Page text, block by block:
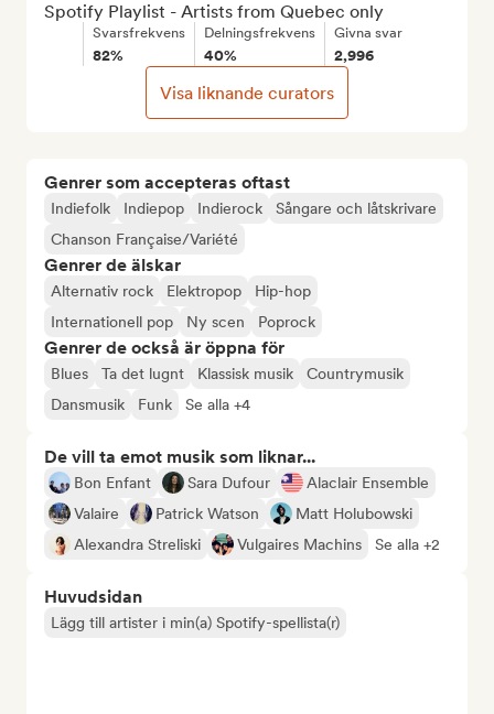
Genrer som accepteras oftast
Indiefolk Indiepop Indierock
Sångare och låtskrivare
Chanson Française/Variété
Genrer de älskar
Alternativ rock Elektropop
Hip-hop
Internationell pop
Ny scen Poprock
Genrer de också är öppna för
Blues Ta det lugnt Klassisk musik
Countrymusik
Dansmusik
Funk Se alla +4
De vill ta emot musik som liknar...
Bon Enfant Sara Dufour
Alaclair Ensemble
Valaire
Patrick Watson
Matt Holubowski
Alexandra Streliski
Vulgaires Machins Se alla +2
Huvudsidan
Lägg till artister i min(a) Spotify-spellista(r)
Spotify Playlist - Artists from Quebec only
Svarsfrekvens
82%
Delningsfrekvens
40%
Givna svar
2,996
Visa liknande curators